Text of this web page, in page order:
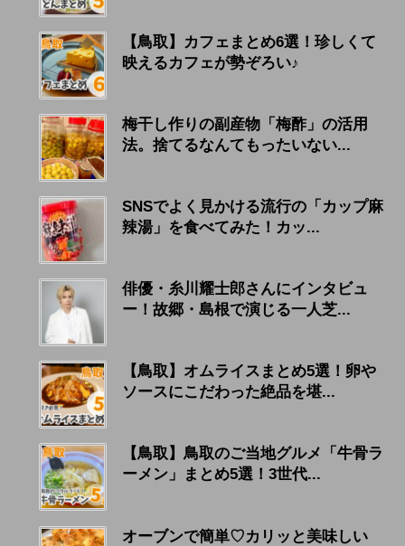
【鳥取】カフェまとめ6選！珍しくて
映えるカフェが勢ぞろい♪
梅干し作りの副産物「梅酢」の活用
法。捨てるなんてもったいない...
SNSでよく見かける流行の「カップ麻
辣湯」を食べてみた！カッ...
俳優・糸川耀士郎さんにインタビュ
ー！故郷・島根で演じる一人芝...
【鳥取】オムライスまとめ5選！卵や
ソースにこだわった絶品を堪...
【鳥取】鳥取のご当地グルメ「牛骨ラ
ーメン」まとめ5選！3世代...
オーブンで簡単♡カリッと美味しい